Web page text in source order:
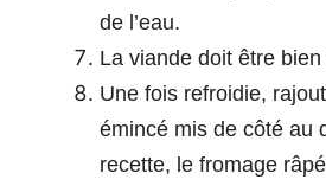
de l’eau.
La viande doit être
Une fois refroidie,
émincé mis de côté au
recette, le fromage